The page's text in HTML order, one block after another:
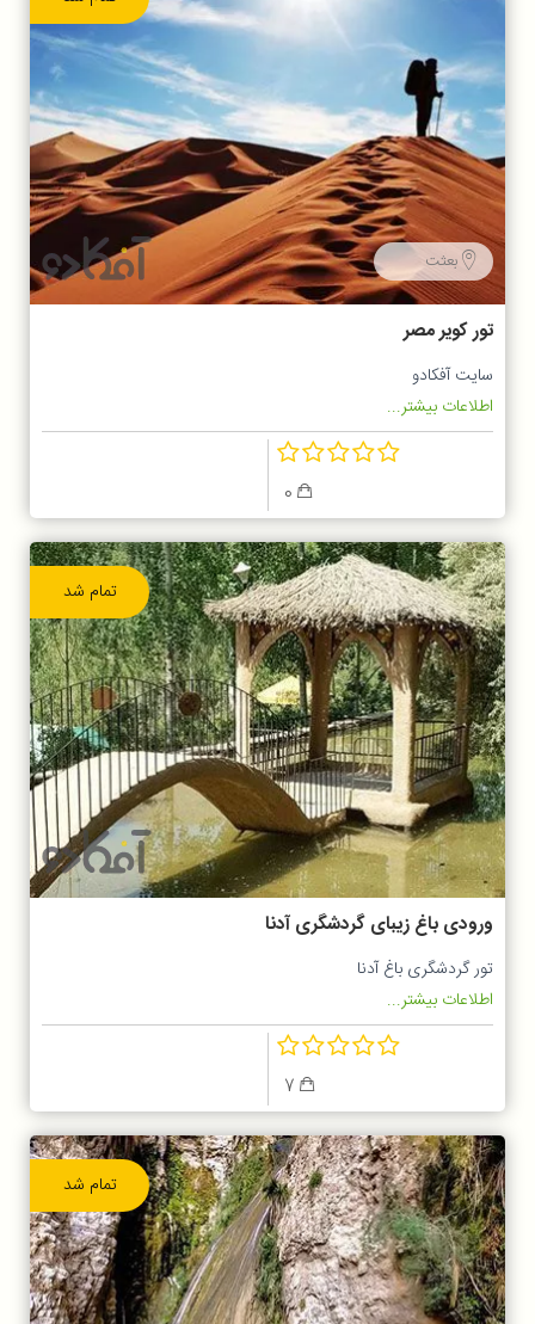
بعثت
تور کویر مصر
سایت آفکادو
اطلاعات بیشتر...
تمام شد
ورودی باغ زیبای گردشگری آدنا
تور گردشگری باغ آدنا
اطلاعات بیشتر...
تمام شد